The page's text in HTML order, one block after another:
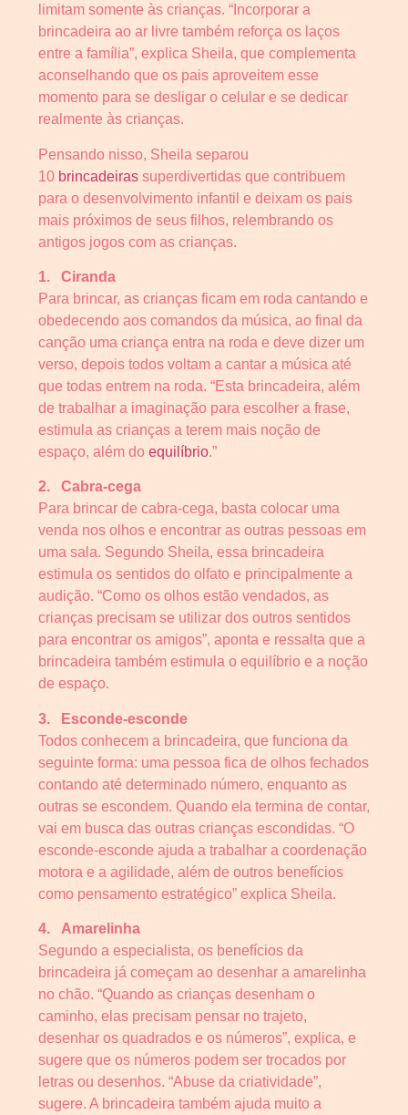
limitam somente às crianças. “Incorporar a
brincadeira ao ar livre também reforça os laços
entre a família”, explica Sheila, que complementa
aconselhando que os pais aproveitem esse
momento para se desligar o celular e se dedicar
realmente às crianças.
Pensando nisso, Sheila separou
10 brincadeiras superdivertidas que contribuem
para o desenvolvimento infantil e deixam os pais
mais próximos de seus filhos, relembrando os
antigos jogos com as crianças.
1.
Ciranda
Para brincar, as crianças ficam em roda cantando e
obedecendo aos comandos da música, ao final da
canção uma criança entra na roda e deve dizer um
verso, depois todos voltam a cantar a música até
que todas entrem na roda. “Esta brincadeira, além
de trabalhar a imaginação para escolher a frase,
estimula as crianças a terem mais noção de
espaço, além do equilíbrio.”
2.
Cabra-cega
Para brincar de cabra-cega, basta colocar uma
venda nos olhos e encontrar as outras pessoas em
uma sala. Segundo Sheila, essa brincadeira
estimula os sentidos do olfato e principalmente a
audição. “Como os olhos estão vendados, as
crianças precisam se utilizar dos outros sentidos
para encontrar os amigos”, aponta e ressalta que a
brincadeira também estimula o equilíbrio e a noção
de espaço.
3.
Esconde-esconde
Todos conhecem a brincadeira, que funciona da
seguinte forma: uma pessoa fica de olhos fechados
contando até determinado número, enquanto as
outras se escondem. Quando ela termina de contar,
vai em busca das outras crianças escondidas. “O
esconde-esconde ajuda a trabalhar a coordenação
motora e a agilidade, além de outros benefícios
como pensamento estratégico” explica Sheila.
4.
Amarelinha
Segundo a especialista, os benefícios da
brincadeira já começam ao desenhar a amarelinha
no chão. “Quando as crianças desenham o
caminho, elas precisam pensar no trajeto,
desenhar os quadrados e os números”, explica, e
sugere que os números podem ser trocados por
letras ou desenhos. “Abuse da criatividade”,
sugere. A brincadeira também ajuda muito a